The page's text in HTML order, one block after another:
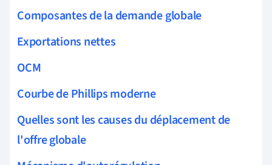
Composantes de la demande globale
Exportations nettes
OCM
Courbe de Phillips moderne
Quelles sont les causes du déplacement de
l'offre globale